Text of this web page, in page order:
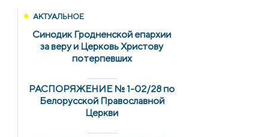
АКТУАЛЬНОЕ
Синодик Гродненской епархии
за веру и Церковь Христову
потерпевших
РАСПОРЯЖЕНИЕ № 1-02/28 по
Белорусской Православной
Церкви